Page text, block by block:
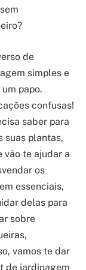
de
simples e
papo.
confusas!
saber para
suas plantas,
vão te ajudar a
os
essenciais,
delas para
sobre
vamos te dar
de jardinagem